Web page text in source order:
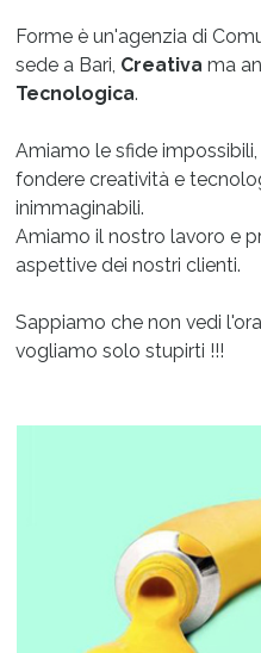
Forme è un'agenzia di
sede a Bari, Creativa ma
Tecnologica.
Amiamo le sfide
fondere creatività e
inimmaginabili.
Amiamo il nostro lavoro e
aspettive dei nostri clienti.
Sappiamo che non vedi
vogliamo solo stupirti !!!